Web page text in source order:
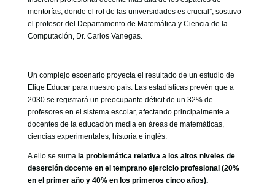
mentorías, donde el rol de las universidades es crucial”, sostuvo
el profesor del Departamento de Matemática y Ciencia de la
Computación, Dr. Carlos Vanegas.
Un complejo escenario proyecta el resultado de un estudio de
Elige Educar para nuestro país. Las estadísticas prevén que a
2030 se registrará un preocupante déficit de un 32% de
profesores en el sistema escolar, afectando principalmente a
docentes de la educación media en áreas de matemáticas,
ciencias experimentales, historia e inglés.
A ello se suma la problemática relativa a los altos niveles de
deserción docente en el temprano ejercicio profesional (20%
en el primer año y 40% en los primeros cinco años).